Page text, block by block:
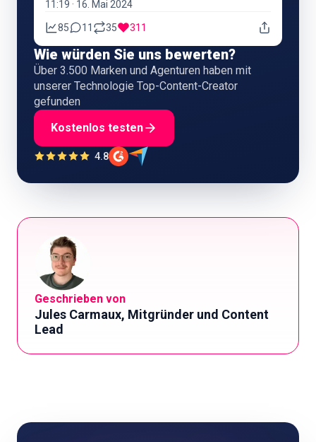
11:19 · 16. Mai 2024
85 11 35 311
Wie würden Sie uns bewerten?
Über 3.500 Marken und Agenturen haben mit
unserer Technologie Top-Content-Creator
gefunden
Kostenlos testen
4.8
Geschrieben von
Jules Carmaux, Mitgründer und Content
Lead